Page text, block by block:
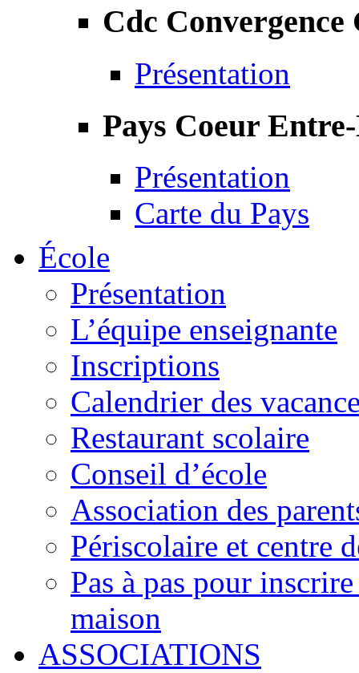
Cdc Convergence
Présentation
Pays Coeur
Présentation
Carte du Pays
École
Présentation
L’équipe enseignante
Inscriptions
Calendrier des
Restaurant scolaire
Conseil d’école
Association des
Périscolaire et centre
Pas à pas pour
maison
ASSOCIATIONS